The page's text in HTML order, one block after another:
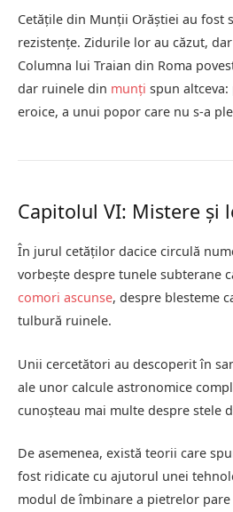
Cetățile din Munții Orăștiei au fost
rezistențe. Zidurile lor au căzut,
Columna lui Traian din Roma
dar ruinele din munți spun
eroice, a unui popor care nu s-a
Capitolul VI: Mistere și
În jurul cetăților dacice circulă
vorbește despre tunele subterane
comori ascunse, despre blesteme
tulbură ruinele.
Unii cercetători au descoperit în
ale unor calcule astronomice
cunoșteau mai multe despre stele
De asemenea, există teorii care
fost ridicate cu ajutorul unei
modul de îmbinare a pietrelor